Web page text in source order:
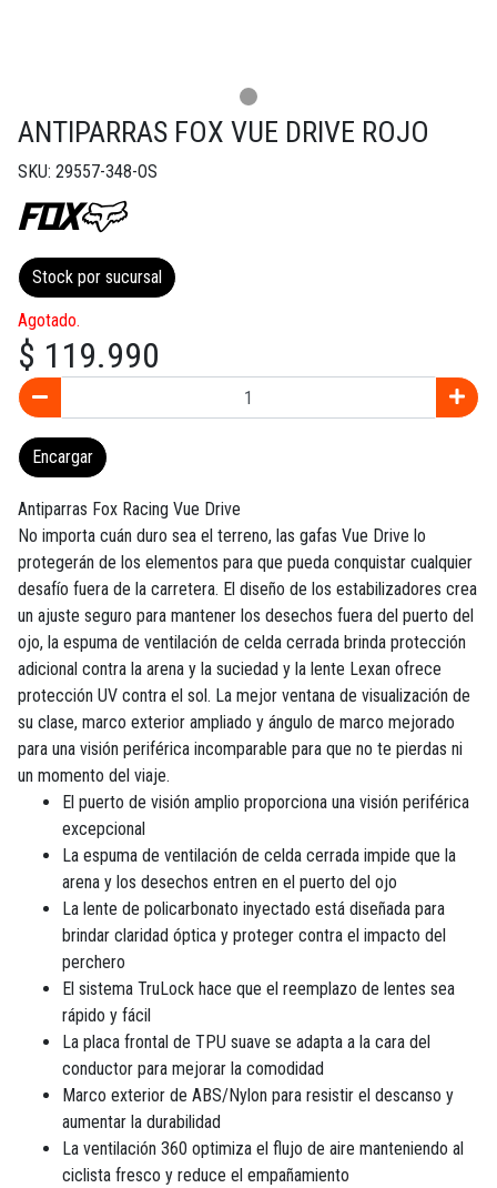
ANTIPARRAS FOX VUE DRIVE ROJO
SKU: 29557-348-OS
Stock por sucursal
Agotado.
$ 119.990
Encargar
Antiparras Fox Racing Vue Drive
No importa cuán duro sea el terreno, las gafas Vue Drive lo
protegerán de los elementos para que pueda conquistar cualquier
desafío fuera de la carretera. El diseño de los estabilizadores crea
un ajuste seguro para mantener los desechos fuera del puerto del
ojo, la espuma de ventilación de celda cerrada brinda protección
adicional contra la arena y la suciedad y la lente Lexan ofrece
protección UV contra el sol. La mejor ventana de visualización de
su clase, marco exterior ampliado y ángulo de marco mejorado
para una visión periférica incomparable para que no te pierdas ni
un momento del viaje.
El puerto de visión amplio proporciona una visión periférica
excepcional
La espuma de ventilación de celda cerrada impide que la
arena y los desechos entren en el puerto del ojo
La lente de policarbonato inyectado está diseñada para
brindar claridad óptica y proteger contra el impacto del
perchero
El sistema TruLock hace que el reemplazo de lentes sea
rápido y fácil
La placa frontal de TPU suave se adapta a la cara del
conductor para mejorar la comodidad
Marco exterior de ABS/Nylon para resistir el descanso y
aumentar la durabilidad
La ventilación 360 optimiza el flujo de aire manteniendo al
ciclista fresco y reduce el empañamiento